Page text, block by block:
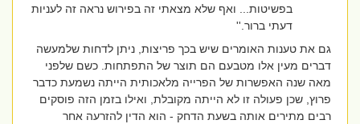
בפשיטות... ואף שלא מצאתי זה בפירוש נראה זה לעניות
דעתי ברור.''
גם את טענות האומרים שיש בכך פריצות, ניתן לדחות שלמעשה
דברים מעין אלו מטבעם הם תוצר של התפתחות. כשם שלפני
מאה שנה האפשרות של הפרייה מלאכותית הייתה נשמעת כדבר
פרוץ, שכן פעולה זו לא הייתה מקובלת, ואילו בזמן הזה פוסקים
רבים מתירים אותה בשעת הדחק - הוא הדין להזרעה אחר